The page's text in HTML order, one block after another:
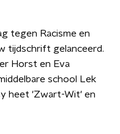
tegen Racisme en
tijdschrift gelanceerd.
Horst en Eva
school Lek
heet 'Zwart-Wit' en